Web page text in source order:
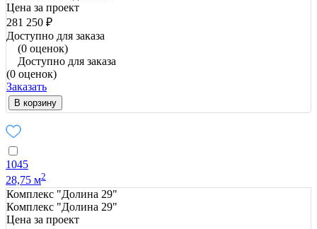
Цена за проект
281 250 ₽
Доступно для заказа
(0 оценок)
Доступно для заказа
(0 оценок)
Заказать
В корзину
1045
28,75 м2
Комплекс "Долина 29"
Комплекс "Долина 29"
Цена за проект